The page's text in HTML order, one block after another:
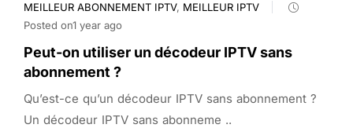
MEILLEUR ABONNEMENT IPTV, MEILLEUR IPTV
Posted on1 year ago
Peut-on utiliser un décodeur IPTV sans
abonnement ?
Qu’est-ce qu’un décodeur IPTV sans abonnement ?
Un décodeur IPTV sans abonneme ..